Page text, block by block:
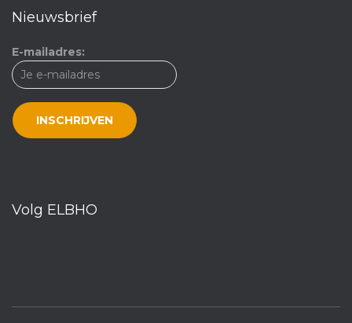
Nieuwsbrief
E-mailadres:
Volg ELBHO